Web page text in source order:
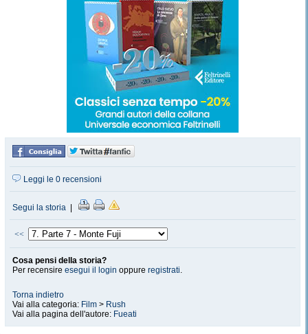
Leggi le 0 recensioni
Segui la storia
<<
Cosa pensi della storia?
Per recensire esegui il login oppure registrati.
Torna indietro
Vai alla categoria: Film > Rush
Vai alla pagina dell'autore: Fueati